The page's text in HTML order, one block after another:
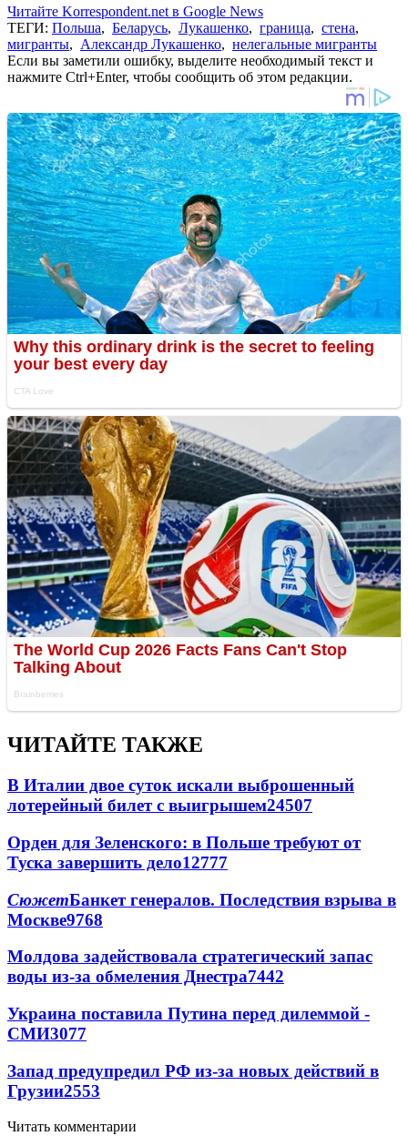
Читайте Korrespondent.net в Google News
ТЕГИ: Польша, Беларусь, Лукашенко, граница, стена,
мигранты, Александр Лукашенко, нелегальные мигранты
Если вы заметили ошибку, выделите необходимый текст и
нажмите Ctrl+Enter, чтобы сообщить об этом редакции.
ЧИТАЙТЕ ТАКЖЕ
В Италии двое суток искали выброшенный
лотерейный билет с выигрышем24507
Орден для Зеленского: в Польше требуют от
Туска завершить дело12777
СюжетБанкет генералов. Последствия взрыва в
Москве9768
Молдова задействовала стратегический запас
воды из-за обмеления Днестра7442
Украина поставила Путина перед дилеммой -
СМИ3077
Запад предупредил РФ из-за новых действий в
Грузии2553
Читать комментарии